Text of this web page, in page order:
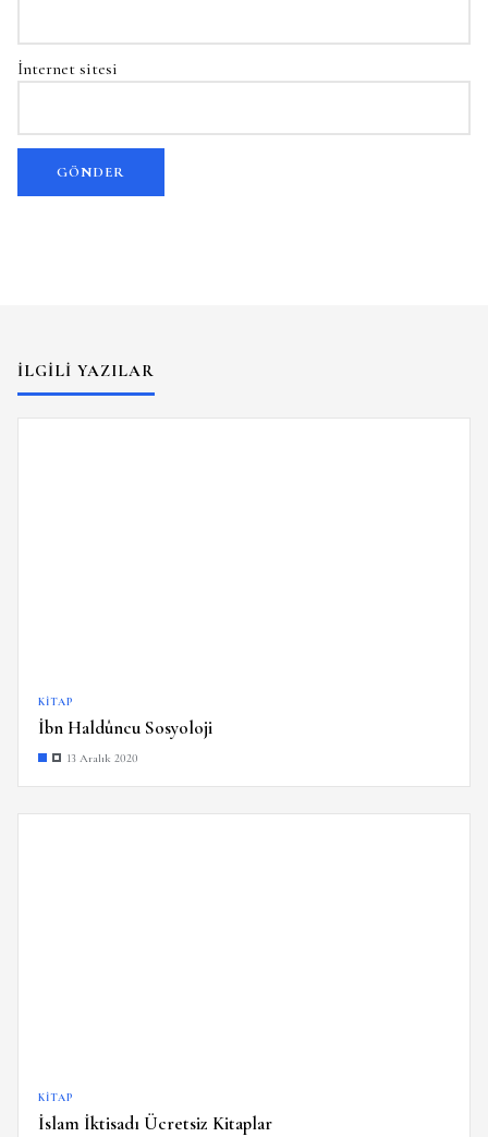
İnternet sitesi
İLGILI YAZILAR
KITAP
İbn Haldûncu Sosyoloji
13 Aralık 2020
KITAP
İslam İktisadı Ücretsiz Kitaplar